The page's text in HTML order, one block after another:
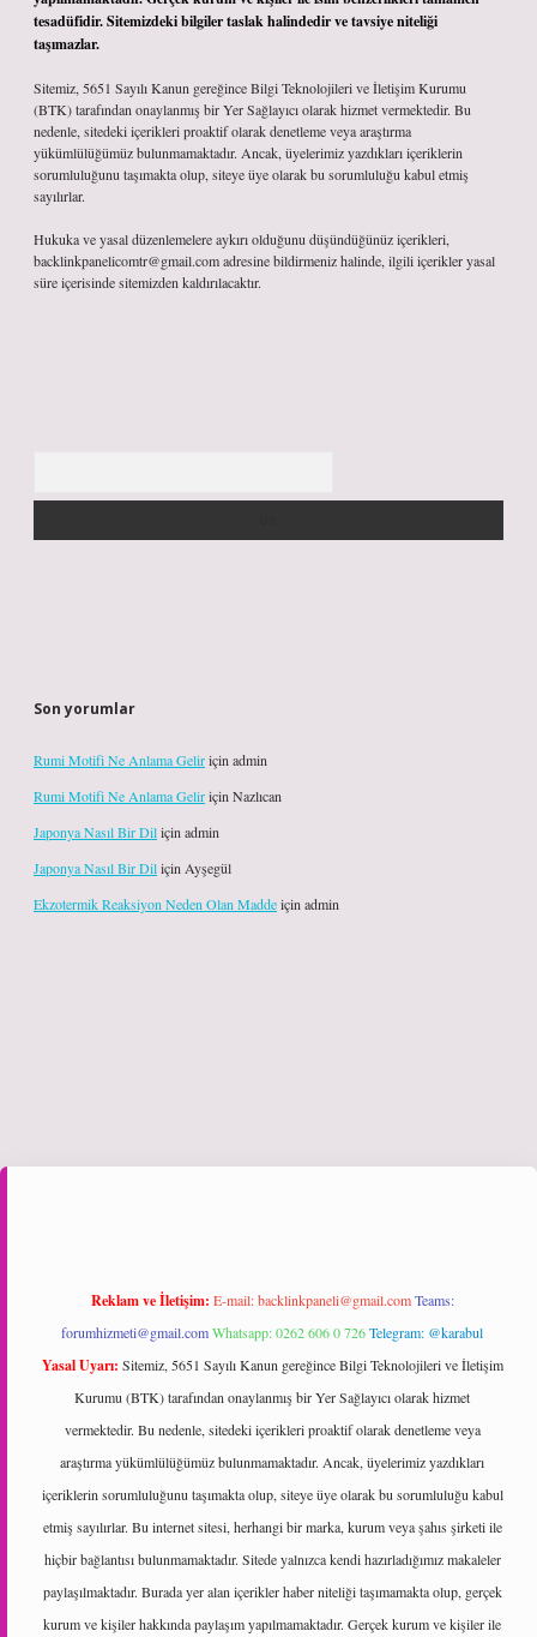
tesadüfidir. Sitemizdeki bilgiler taslak halindedir ve tavsiye niteliği
taşımazlar.
Sitemiz, 5651 Sayılı Kanun gereğince Bilgi Teknolojileri ve İletişim Kurumu
(BTK) tarafından onaylanmış bir Yer Sağlayıcı olarak hizmet vermektedir. Bu
nedenle, sitedeki içerikleri proaktif olarak denetleme veya araştırma
yükümlülüğümüz bulunmamaktadır. Ancak, üyelerimiz yazdıkları içeriklerin
sorumluluğunu taşımakta olup, siteye üye olarak bu sorumluluğu kabul etmiş
sayılırlar.
Hukuka ve yasal düzenlemelere aykırı olduğunu düşündüğünüz içerikleri,
backlinkpanelicomtr@gmail.comadresine bildirmeniz halinde, ilgili içerikler yasal
süre içerisinde sitemizden kaldırılacaktır.
Son yorumlar
Rumi Motifi Ne Anlama Geliriçin admin
Rumi Motifi Ne Anlama Geliriçin Nazlıcan
Japonya Nasıl Bir Diliçin admin
Japonya Nasıl Bir Diliçin Ayşegül
Ekzotermik Reaksiyon Neden Olan Maddeiçin admin
Reklam ve İletişim: E-mail:backlinkpaneli@gmail.com Teams:
forumhizmeti@gmail.comWhatsapp: 0262 606 0 726Telegram: @karabul
Yasal Uyarı: Sitemiz, 5651 Sayılı Kanun gereğince Bilgi Teknolojileri ve İletişim
Kurumu (BTK) tarafından onaylanmış bir Yer Sağlayıcı olarak hizmet
vermektedir. Bu nedenle, sitedeki içerikleri proaktif olarak denetleme veya
araştırma yükümlülüğümüz bulunmamaktadır. Ancak, üyelerimiz yazdıkları
içeriklerin sorumluluğunu taşımakta olup, siteye üye olarak bu sorumluluğu kabul
etmiş sayılırlar. Bu internet sitesi, herhangi bir marka, kurum veya şahıs şirketi ile
hiçbir bağlantısı bulunmamaktadır. Sitede yalnızca kendi hazırladığımız makaleler
paylaşılmaktadır. Burada yer alan içerikler haber niteliği taşımamakta olup, gerçek
kurum ve kişiler hakkında paylaşım yapılmamaktadır. Gerçek kurum ve kişiler ile